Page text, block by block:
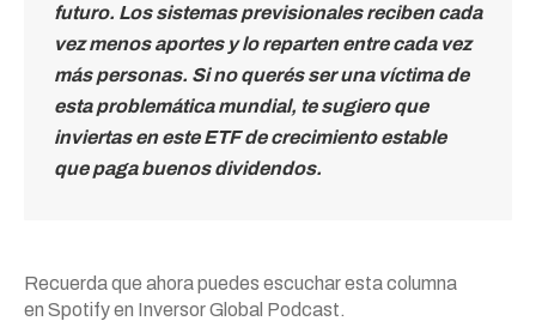
futuro. Los sistemas previsionales reciben cada
vez menos aportes y lo reparten entre cada vez
más personas. Si no querés ser una víctima de
esta problemática mundial, te sugiero que
inviertas en este ETF de crecimiento estable
que paga buenos dividendos.
Recuerda que ahora puedes escuchar esta columna
en Spotify en Inversor Global Podcast.